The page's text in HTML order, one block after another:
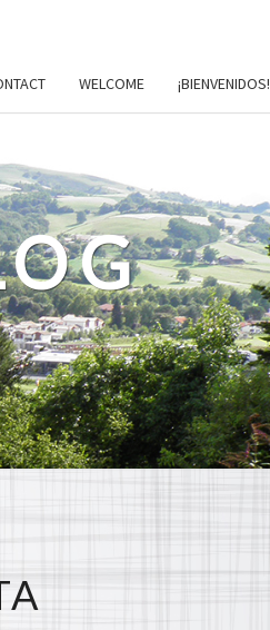
WELCOME ¡BIENVENIDOS!